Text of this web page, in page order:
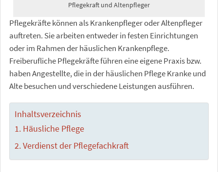
Pflegekraft und Altenpfleger
Pflegekräfte können als Krankenpfleger oder Altenpfleger
auftreten. Sie arbeiten entweder in festen Einrichtungen
oder im Rahmen der häuslichen Krankenpflege.
Freiberufliche Pflegekräfte führen eine eigene Praxis bzw.
haben Angestellte, die in der häuslichen Pflege Kranke und
Alte besuchen und verschiedene Leistungen ausführen.
Inhaltsverzeichnis
Häusliche Pflege
Verdienst der Pflegefachkraft